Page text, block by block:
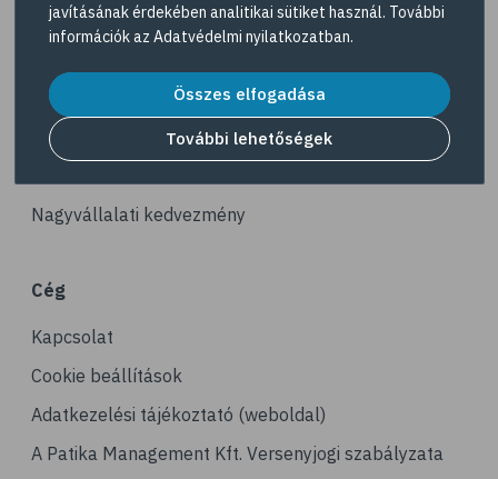
# ásványi anyagok
# ízületi fájdalom
# ízületek
# csontok
# porckopás
# csonttörés
# mozgásszervi problémák
# köszvény
# ínhüvelygyulladás
# tél
Navigáció
Dermokozmetikumok
Gyöngy Patika Magazin
Nagyvállalati kedvezmény
Cég
Kapcsolat
Cookie beállítások
Adatkezelési tájékoztató (weboldal)
A Patika Management Kft. Versenyjogi szabályzata
javításának érdekében analitikai sütiket használ. További
információk az Adatvédelmi nyilatkozatban.
Összes elfogadása
További lehetőségek